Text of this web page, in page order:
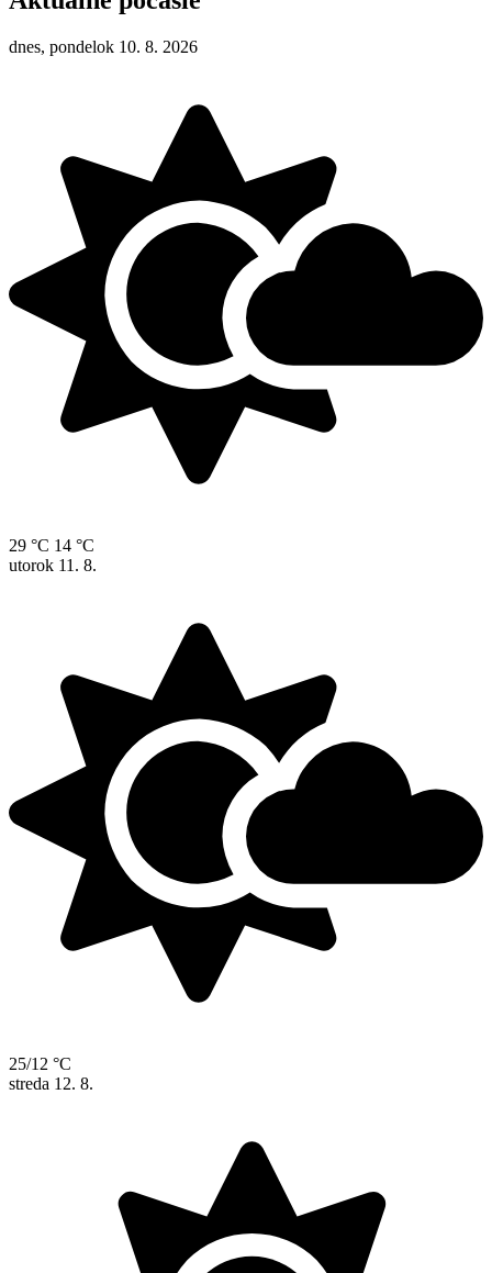
dnes, pondelok 10. 8. 2026
29 °C 14 °C
utorok 11. 8.
25/12 °C
streda 12. 8.